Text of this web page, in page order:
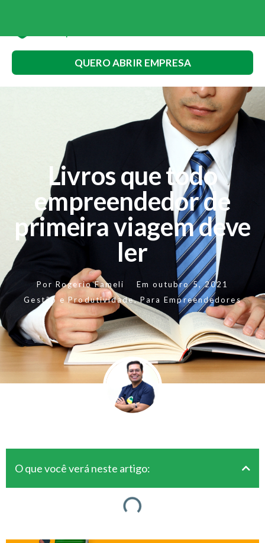
QUERO ABRIR EMPRESA
Livros que todo
empreendedor de
primeira viagem deve
ler
Por Rogerio Fameli Em outubro 5, 2021
Gestão e Produtividade,Para Empreendedores
O que você verá neste artigo: